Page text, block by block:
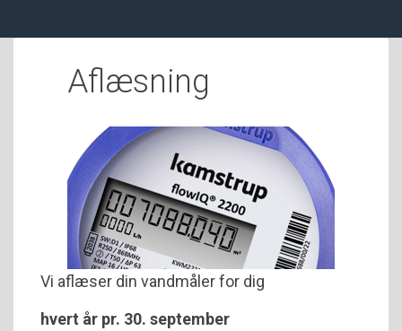
Aflæsning
Vi aflæser din vandmåler for dig
hvert år pr. 30. september